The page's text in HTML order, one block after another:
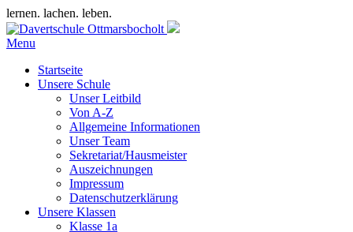
lernen. lachen. leben.
Menu
Startseite
Unsere Schule
Unser Leitbild
Von A-Z
Allgemeine Informationen
Unser Team
Sekretariat/Hausmeister
Auszeichnungen
Impressum
Datenschutzerklärung
Unsere Klassen
Klasse 1a